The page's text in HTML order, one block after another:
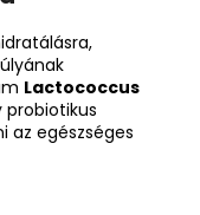
Lactococcus
egészséges